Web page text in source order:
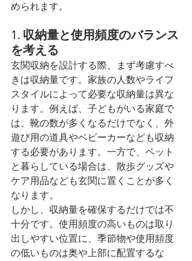
められます。
1. 収納量と使用頻度のバランス
を考える
玄関収納を設計する際、まず考慮すべ
きは収納量です。家族の人数やライフ
スタイルによって必要な収納量は異な
ります。例えば、子どもがいる家庭で
は、靴の数が多くなるだけでなく、外
遊び用の道具やベビーカーなども収納
する必要があります。一方で、ペット
と暮らしている場合は、散歩グッズや
ケア用品なども玄関に置くことが多く
なります。
しかし、収納量を確保するだけでは不
十分です。使用頻度の高いものは取り
出しやすい位置に、季節物や使用頻度
の低いものは奥や上部に配置するな